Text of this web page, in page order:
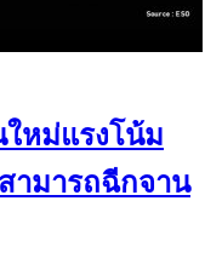
หม่แรงโน้ม
ามารถฉีกจาน